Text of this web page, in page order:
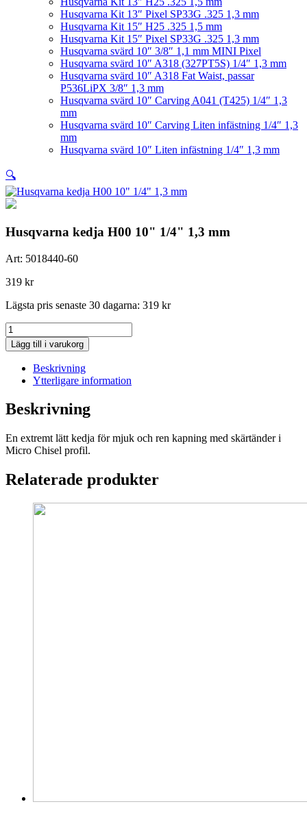
Husqvarna Kit 13″ Pixel SP33G .325 1,3 mm
Husqvarna Kit 15″ H25 .325 1,5 mm
Husqvarna Kit 15″ Pixel SP33G .325 1,3 mm
Husqvarna svärd 10″ 3/8″ 1,1 mm MINI Pixel
Husqvarna svärd 10″ A318 (327PT5S) 1/4″ 1,3 mm
Husqvarna svärd 10″ A318 Fat Waist, passar
P536LiPX 3/8″ 1,3 mm
Husqvarna svärd 10″ Carving A041 (T425) 1/4″ 1,3
mm
Husqvarna svärd 10″ Carving Liten infästning 1/4″ 1,3
mm
Husqvarna svärd 10″ Liten infästning 1/4″ 1,3 mm
🔍
Husqvarna kedja H00 10" 1/4" 1,3 mm
Art: 5018440-60
319 kr
Lägsta pris senaste 30 dagarna: 319 kr
Husqvarna
kedja
H00
1/4"
mm
mängd
Lägg till i varukorg
Beskrivning
Ytterligare information
Beskrivning
En extremt lätt kedja för mjuk och ren kapning med skärtänder i
Micro Chisel profil.
Relaterade produkter